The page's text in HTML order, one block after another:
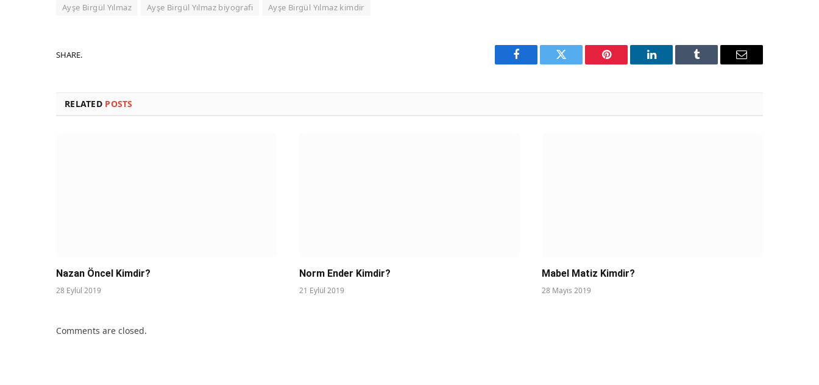
Ayşe Birgül Yılmaz Ayşe Birgül Yılmaz biyografi Ayşe Birgül Yılmaz kimdir
SHARE.
Facebook Twitter Pinterest LinkedIn Tumblr Email
RELATED POSTS
Nazan Öncel Kimdir?
28 Eylül 2019
Norm Ender Kimdir?
21 Eylül 2019
Mabel Matiz Kimdir?
28 Mayıs 2019
Comments are closed.